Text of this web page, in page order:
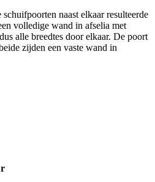
naast elkaar resulteerde
volledige wand in afselia met
alle breedtes door elkaar. De poort
zijden een vaste wand in